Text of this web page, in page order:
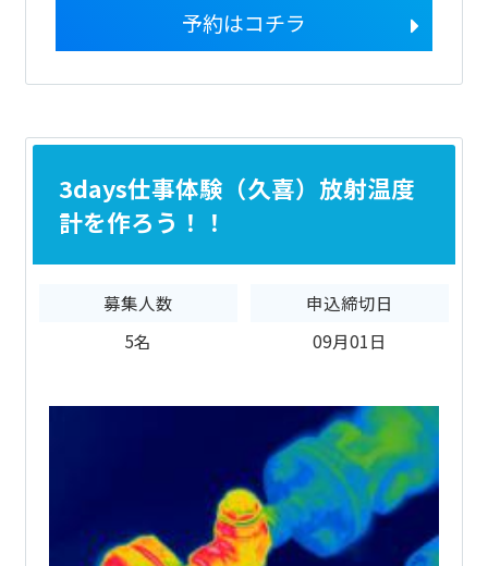
予約はコチラ
3days仕事体験（久喜）放射温度
計を作ろう！！
募集人数
5名
申込締切日
09月01日